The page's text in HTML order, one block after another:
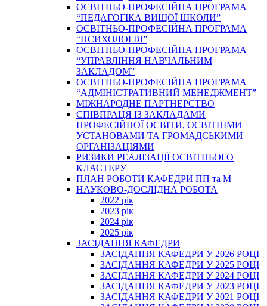
ОСВІТНЬО-ПРОФЕСІЙНА ПРОГРАМА
“ПЕДАГОГІКА ВИЩОЇ ШКОЛИ”
ОСВІТНЬО-ПРОФЕСІЙНА ПРОГРАМА
“ПСИХОЛОГІЯ”
ОСВІТНЬО-ПРОФЕСІЙНА ПРОГРАМА
“УПРАВЛІННЯ НАВЧАЛЬНИМ
ЗАКЛАДОМ”
ОСВІТНЬО-ПРОФЕСІЙНА ПРОГРАМА
“АДМІНІСТРАТИВНИЙ МЕНЕДЖМЕНТ”
МІЖНАРОДНЕ ПАРТНЕРСТВО
СПІВПРАЦЯ ІЗ ЗАКЛАДАМИ
ПРОФЕСІЙНОЇ ОСВІТИ, ОСВІТНІМИ
УСТАНОВАМИ ТА ГРОМАДСЬКИМИ
ОРГАНІЗАЦІЯМИ
РИЗИКИ РЕАЛІЗАЦІЇ ОСВІТНЬОГО
КЛАСТЕРУ
ПЛАН РОБОТИ КАФЕДРИ ПП та М
НАУКОВО-ДОСЛІДНА РОБОТА
2022 рік
2023 рік
2024 рік
2025 рік
ЗАСІДАННЯ КАФЕДРИ
ЗАСІДАННЯ КАФЕДРИ У 2026 РОЦІ
ЗАСІДАННЯ КАФЕДРИ У 2025 РОЦІ
ЗАСІДАННЯ КАФЕДРИ У 2024 РОЦІ
ЗАСІДАННЯ КАФЕДРИ У 2023 РОЦІ
ЗАСІДАННЯ КАФЕДРИ У 2021 РОЦІ